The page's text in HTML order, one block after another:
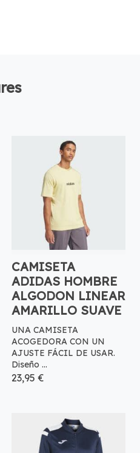
CAMISETA
ADIDAS HOMBRE
ALGODON LINEAR
AMARILLO SUAVE
UNA CAMISETA
ACOGEDORA CON UN
AJUSTE FÁCIL DE USAR.
Diseño ...
23,95 €